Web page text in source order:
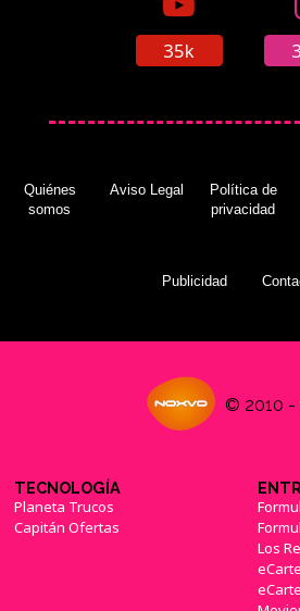
35k
Quiénes
somos
Aviso Legal
Política de
privacidad
Publicidad
© 2010 -
TECNOLOGÍA
Planeta Trucos
Capitán Ofertas
Los